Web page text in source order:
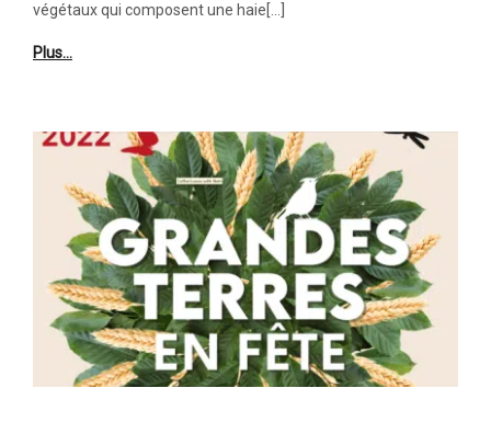
végétaux qui composent une haie[…]
Plus…